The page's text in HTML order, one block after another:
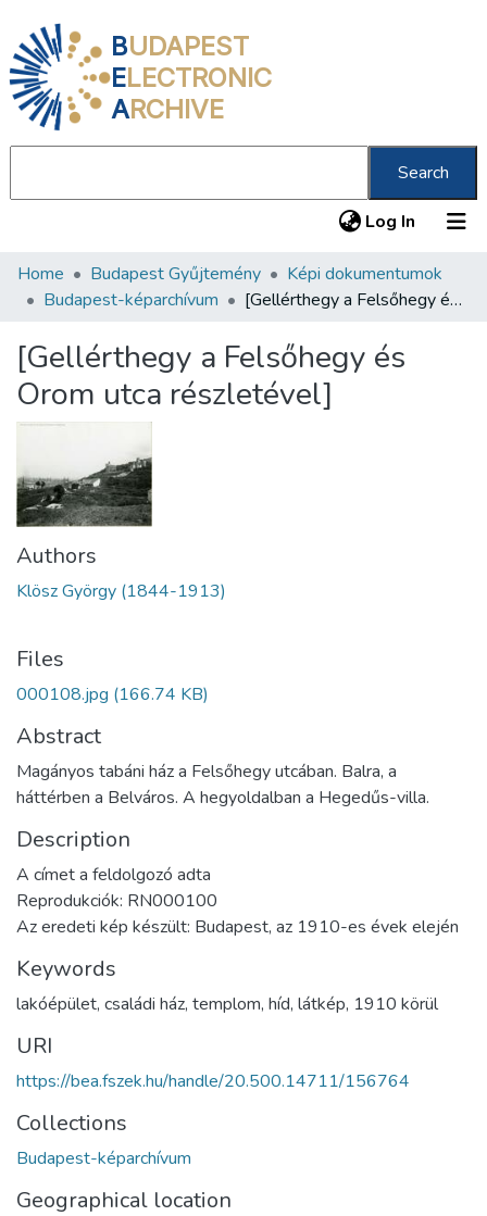
BUDAPEST
ELECTRONIC
ARCHIVE
Search
Log In (current)
Communities & Collections
Statistics
About us
Home Budapest Gyűjtemény
Képi dokumentumok
Budapest-képarchívum
[Gellérthegy a Felsőhegy és Orom utca részletével]
[Gellérthegy a Felsőhegy és
Orom utca részletével]
Authors
Klösz György (1844-1913)
Files
000108.jpg (166.74 KB)
Abstract
Magányos tabáni ház a Felsőhegy utcában. Balra, a
háttérben a Belváros. A hegyoldalban a Hegedűs-villa.
Description
A címet a feldolgozó adta
Reprodukciók: RN000100
Az eredeti kép készült: Budapest, az 1910-es évek elején
Keywords
lakóépület, családi ház, templom, híd, látkép, 1910 körül
URI
https://bea.fszek.hu/handle/20.500.14711/156764
Collections
Budapest-képarchívum
Geographical location